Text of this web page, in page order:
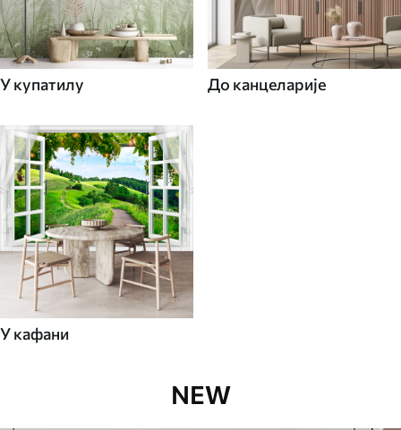
У купатилу До канцеларије
У кафани
NEW